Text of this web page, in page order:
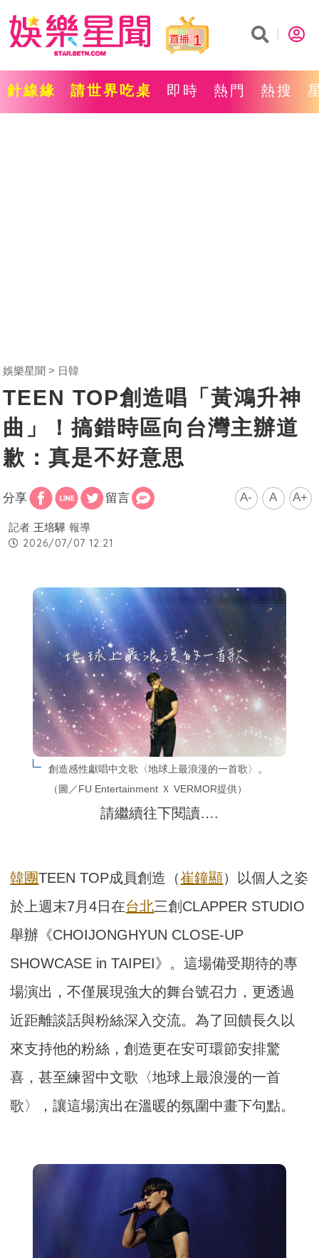
1
針線緣 請世界吃桌 即時 熱門 熱搜
娛樂星聞 日韓
TEEN TOP創造唱「黃鴻升神
曲」！搞錯時區向台灣主辦道
歉：真是不好意思
分享 留言 A- A A+
記者 王培驊 報導
2026/07/07 12:21
創造感性獻唱中文歌〈地球上最浪漫的一首歌〉。
（圖／FU Entertainment Ｘ VERMOR提供）
請繼續往下閱讀….
韓團TEEN TOP成員創造（崔鐘顯）以個人之姿
於上週末7月4日在台北三創CLAPPER STUDIO
舉辦《CHOIJONGHYUN CLOSE-UP
SHOWCASE in TAIPEI》。這場備受期待的專
場演出，不僅展現強大的舞台號召力，更透過
近距離談話與粉絲深入交流。為了回饋長久以
來支持他的粉絲，創造更在安可環節安排驚
喜，甚至練習中文歌〈地球上最浪漫的一首
歌〉，讓這場演出在溫暖的氛圍中畫下句點。